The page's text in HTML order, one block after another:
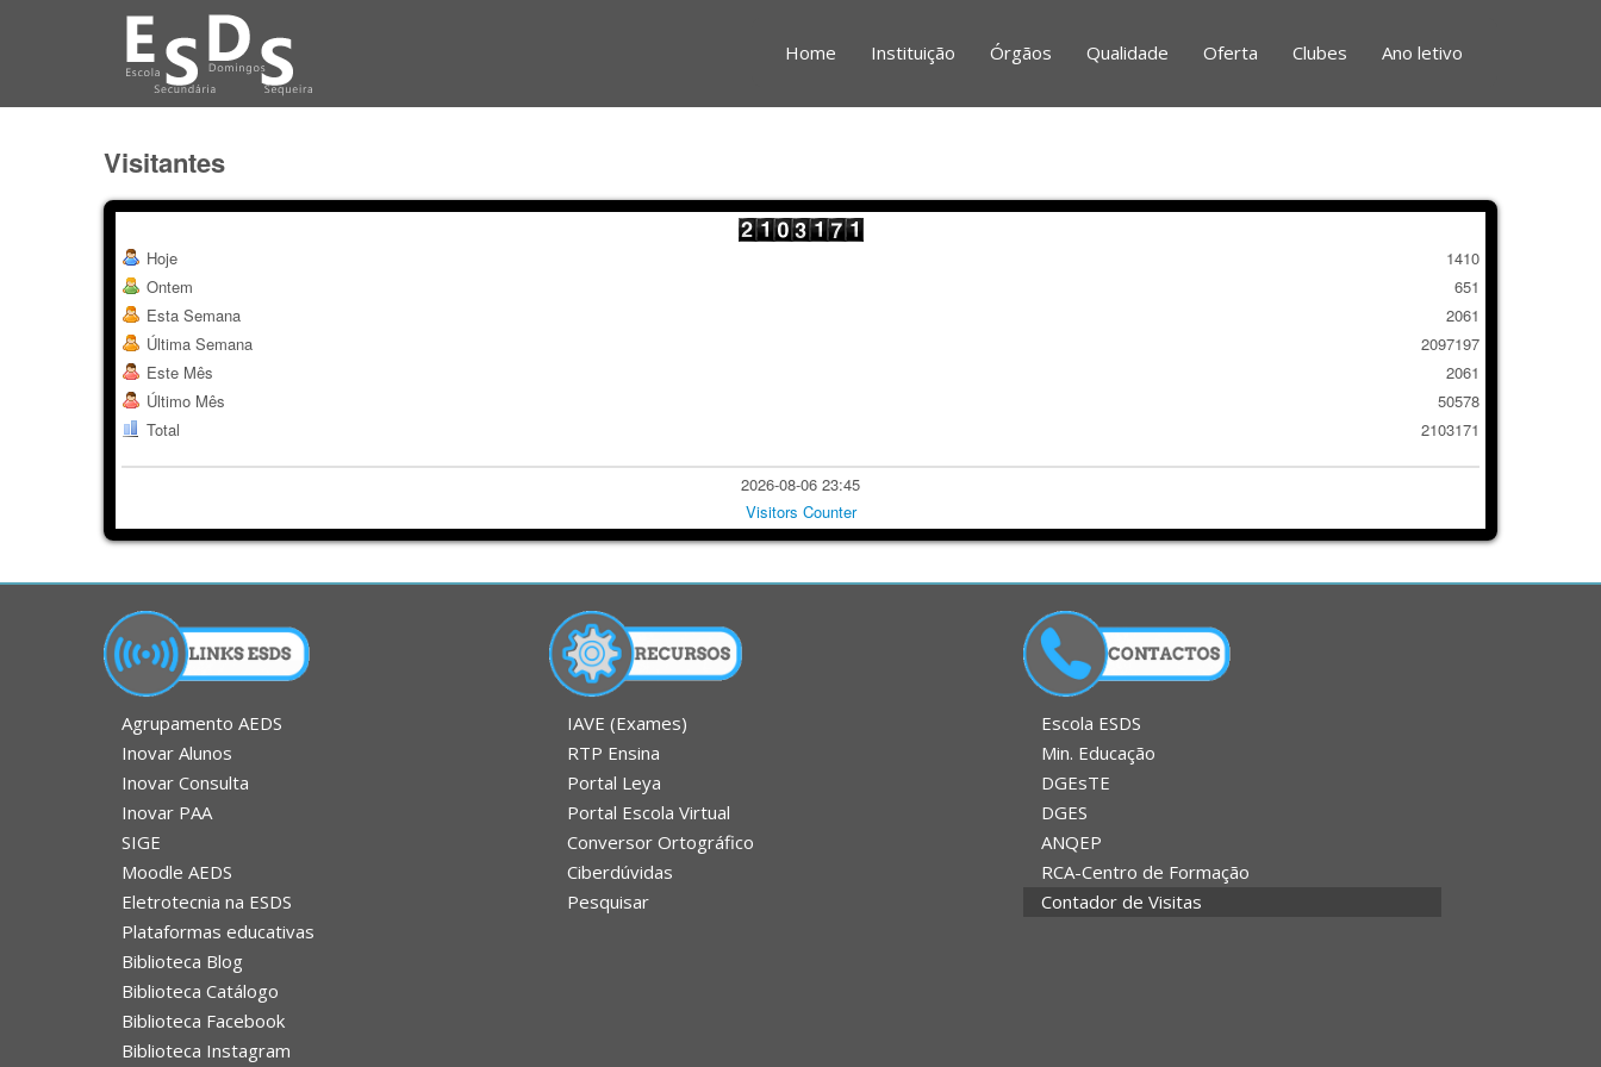
Home Instituição Órgãos Qualidade Oferta Clubes Ano letivo
Visitantes
Hoje
Ontem
Esta Semana
Última Semana
Este Mês
Último Mês
Total
1410
651
2061
2097197
2061
50578
2103171
2026-08-06 23:45
Visitors Counter
Agrupamento AEDS
Inovar Alunos
Inovar Consulta
Inovar PAA
SIGE
Moodle AEDS
Eletrotecnia na ESDS
Plataformas educativas
Biblioteca Blog
Biblioteca Catálogo
Biblioteca Facebook
Biblioteca Instagram
IAVE (Exames)
RTP Ensina
Portal Leya
Portal Escola Virtual
Conversor Ortográfico
Ciberdúvidas
Pesquisar
Escola ESDS
Min. Educação
DGEsTE
DGES
ANQEP
RCA-Centro de Formação
Contador de Visitas